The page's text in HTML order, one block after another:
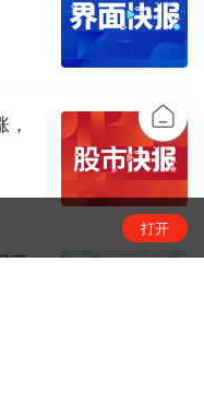
再
却呈“冷暖”两
打开